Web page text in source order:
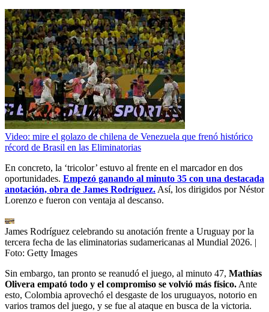
Video: mire el golazo de chilena de Venezuela que frenó histórico
récord de Brasil en las Eliminatorias
En concreto, la ‘tricolor’ estuvo al frente en el marcador en dos
oportunidades. Empezó ganando al minuto 35 con una destacada
anotación, obra de James Rodríguez. Así, los dirigidos por Néstor
Lorenzo e fueron con ventaja al descanso.
James Rodríguez celebrando su anotación frente a Uruguay por la
tercera fecha de las eliminatorias sudamericanas al Mundial 2026. |
Foto: Getty Images
Sin embargo, tan pronto se reanudó el juego, al minuto 47, Mathías
Olivera empató todo y el compromiso se volvió más físico. Ante
esto, Colombia aprovechó el desgaste de los uruguayos, notorio en
varios tramos del juego, y se fue al ataque en busca de la victoria.